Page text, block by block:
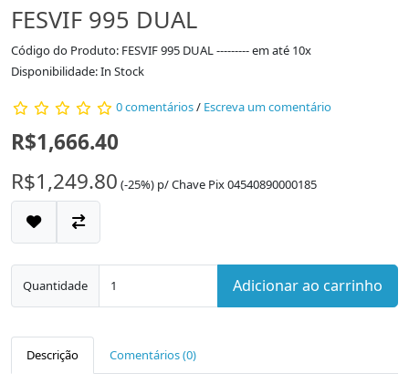
FESVIF 995 DUAL
Código do Produto: FESVIF 995 DUAL --------- em até 10x
Disponibilidade: In Stock
0 comentários/ Escreva um comentário
R$1,666.40
R$1,249.80 (-25%) p/Chave Pix 04540890000185
Quantidade Adicionar ao carrinho
Descrição Comentários (0)